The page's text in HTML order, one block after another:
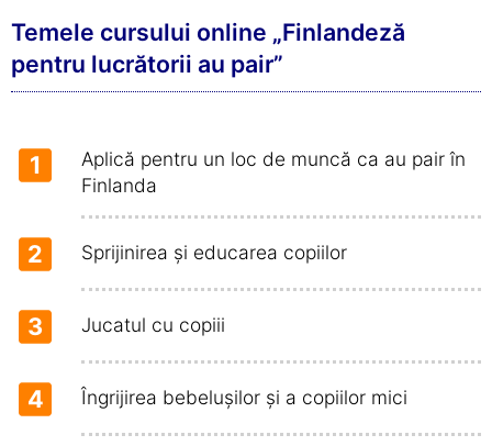
Temele cursului online „Finlandeză
pentru lucrătorii au pair”
1
Aplică pentru un loc de muncă ca au pair în
Finlanda
2 Sprijinirea și educarea copiilor
3 Jucatul cu copiii
4 Îngrijirea bebelușilor și a copiilor mici